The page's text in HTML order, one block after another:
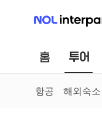
NOL 인터파크
홈 투어
항공 해외숙소